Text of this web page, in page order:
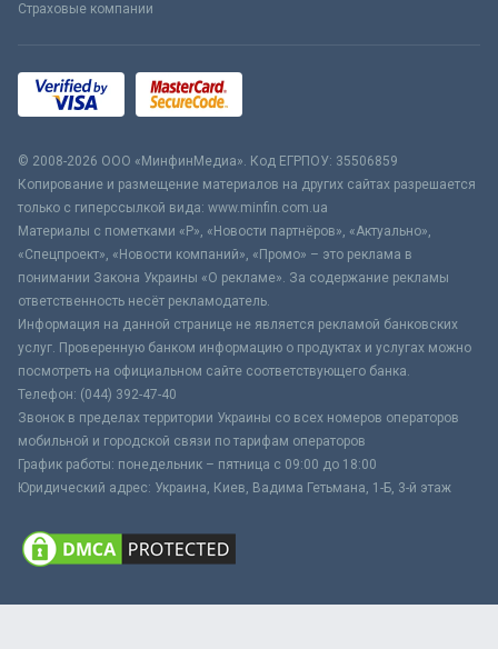
Страховые компании
© 2008-2026 ООО «МинфинМедиа». Код ЕГРПОУ: 35506859
Копирование и размещение материалов на других сайтах разрешается
только с гиперссылкой вида: www.minfin.com.ua
Материалы с пометками «Р», «Новости партнёров», «Актуально»,
«Спецпроект», «Новости компаний», «Промо» – это реклама в
понимании Закона Украины «О рекламе». За содержание рекламы
ответственность несёт рекламодатель.
Информация на данной странице не является рекламой банковских
услуг. Проверенную банком информацию о продуктах и услугах можно
посмотреть на официальном сайте соответствующего банка.
Телефон: (044) 392-47-40
Звонок в пределах территории Украины со всех номеров операторов
мобильной и городской связи по тарифам операторов
График работы: понедельник – пятница с 09:00 до 18:00
Юридический адрес: Украина, Киев, Вадима Гетьмана, 1-Б, 3-й этаж